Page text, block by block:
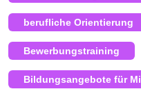
berufliche Orientierung
Bewerbungstraining
Bildungsangebote für